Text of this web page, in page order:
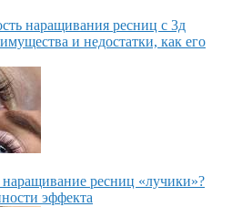
наращивания ресниц с 3д
и недостатки, как его
ресниц «лучики»?
эффекта